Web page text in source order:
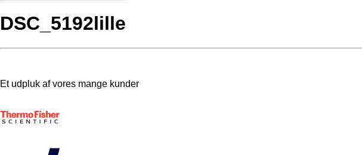
DSC_5192lille
Et udpluk af vores mange kunder